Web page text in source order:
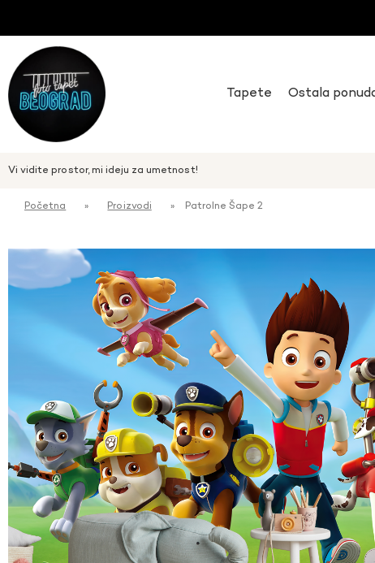
Tapete Ostala
Vi vidite prostor, mi ideju za umetnost!
Početna » Proizvodi » Patrolne Šape 2